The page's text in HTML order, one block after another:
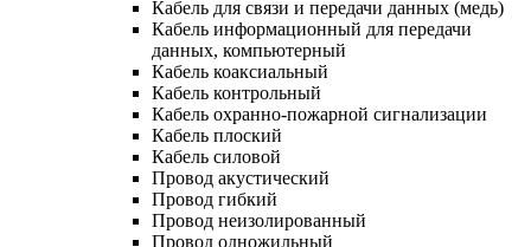
Кабель для связи и передачи данных (медь)
Кабель информационный для передачи
данных, компьютерный
Кабель коаксиальный
Кабель контрольный
Кабель охранно-пожарной сигнализации
Кабель плоский
Кабель силовой
Провод акустический
Провод гибкий
Провод неизолированный
Провод одножильный